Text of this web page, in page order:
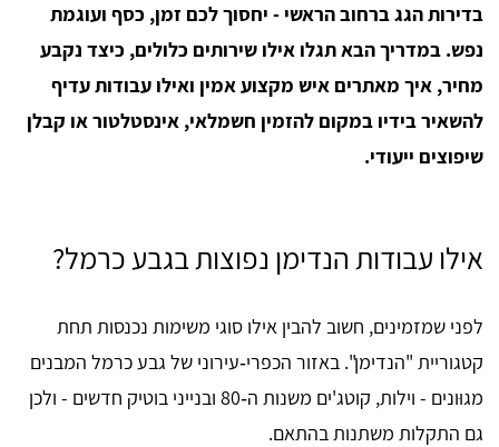
בדירות הגג ברחוב הראשי - יחסוך לכם זמן, כסף ועוגמת
נפש. במדריך הבא תגלו אילו שירותים כלולים, כיצד נקבע
מחיר, איך מאתרים איש מקצוע אמין ואילו עבודות עדיף
להשאיר בידיו במקום להזמין חשמלאי, אינסטלטור או קבלן
שיפוצים ייעודי.
אילו עבודות הנדימן נפוצות בגבע כרמל?
לפני שמזמינים, חשוב להבין אילו סוגי משימות נכנסות תחת
קטגוריית "הנדימן". באזור הכפרי‑עירוני של גבע כרמל המבנים
מגוּונים - וילות, קוטג'ים משנות ה‑80 ובנייני בוטיק חדשים - ולכן
גם התקלות משתנות בהתאם.